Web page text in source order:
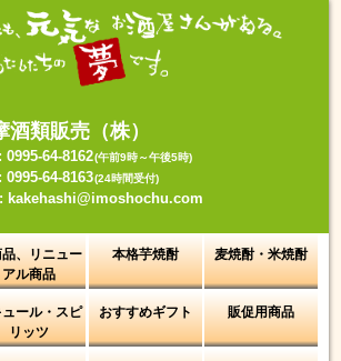
酒類販売（株）
0995-64-8162(午前9時～午後5時)
0995-64-8163(24時間受付)
kakehashi@imoshochu.com
、リニュー
アル商品
本格芋焼酎 麦焼酎・米焼酎
ュール・スピ
リッツ
おすすめギフト 販促用商品